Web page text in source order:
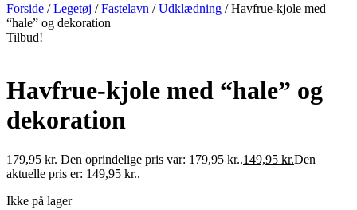
Forside /Legetøj /Fastelavn /Udklædning / Havfrue-kjole med
“hale” og dekoration
Tilbud!
Havfrue-kjole med “hale” og
dekoration
179,95kr. Den oprindelige pris var: 179,95 kr..149,95 kr.Den
aktuelle pris er: 149,95 kr..
Ikke på lager